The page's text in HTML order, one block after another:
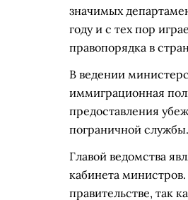
значимых
году и с тех пор
правопорядка в
В ведении
иммиграционная
предоставления
пограничной службы.
Главой ведомства
кабинета
правительстве, так